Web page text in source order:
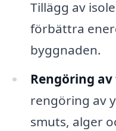
Tillägg av
förbättra
byggnaden.
Rengöring
rengöring av
smuts, alger